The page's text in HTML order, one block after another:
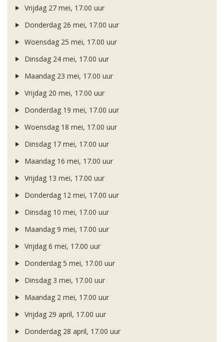
Vrijdag 27 mei, 17.00 uur
Donderdag 26 mei, 17.00 uur
Woensdag 25 mei, 17.00 uur
Dinsdag 24 mei, 17.00 uur
Maandag 23 mei, 17.00 uur
Vrijdag 20 mei, 17.00 uur
Donderdag 19 mei, 17.00 uur
Woensdag 18 mei, 17.00 uur
Dinsdag 17 mei, 17.00 uur
Maandag 16 mei, 17.00 uur
Vrijdag 13 mei, 17.00 uur
Donderdag 12 mei, 17.00 uur
Dinsdag 10 mei, 17.00 uur
Maandag 9 mei, 17.00 uur
Vrijdag 6 mei, 17.00 uur
Donderdag 5 mei, 17.00 uur
Dinsdag 3 mei, 17.00 uur
Maandag 2 mei, 17.00 uur
Vrijdag 29 april, 17.00 uur
Donderdag 28 april, 17.00 uur